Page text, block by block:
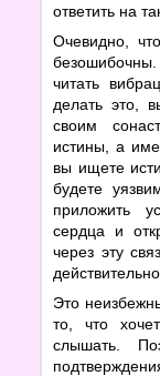
ответить на
Очевидно,
читать
делать это,
своим
истины, а
вы ищете
будете
приложить
сердца и
через эту
Это
то, что
слышать.